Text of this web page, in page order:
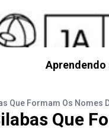
Que Formam Os Nomes
Que